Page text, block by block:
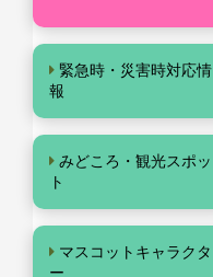
緊急時・災害時対応情
報
みどころ・観光スポッ
ト
マスコットキャラクタ
ー